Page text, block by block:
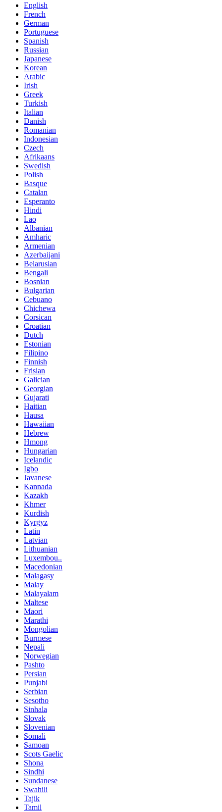
English
French
German
Portuguese
Spanish
Russian
Japanese
Korean
Arabic
Irish
Greek
Turkish
Italian
Danish
Romanian
Indonesian
Czech
Afrikaans
Swedish
Polish
Basque
Catalan
Esperanto
Hindi
Lao
Albanian
Amharic
Armenian
Azerbaijani
Belarusian
Bengali
Bosnian
Bulgarian
Cebuano
Chichewa
Corsican
Croatian
Dutch
Estonian
Filipino
Finnish
Frisian
Galician
Georgian
Gujarati
Haitian
Hausa
Hawaiian
Hebrew
Hmong
Hungarian
Icelandic
Igbo
Javanese
Kannada
Kazakh
Khmer
Kurdish
Kyrgyz
Latin
Latvian
Lithuanian
Luxembou..
Macedonian
Malagasy
Malay
Malayalam
Maltese
Maori
Marathi
Mongolian
Burmese
Nepali
Norwegian
Pashto
Persian
Punjabi
Serbian
Sesotho
Sinhala
Slovak
Slovenian
Somali
Samoan
Scots Gaelic
Shona
Sindhi
Sundanese
Swahili
Tajik
Tamil